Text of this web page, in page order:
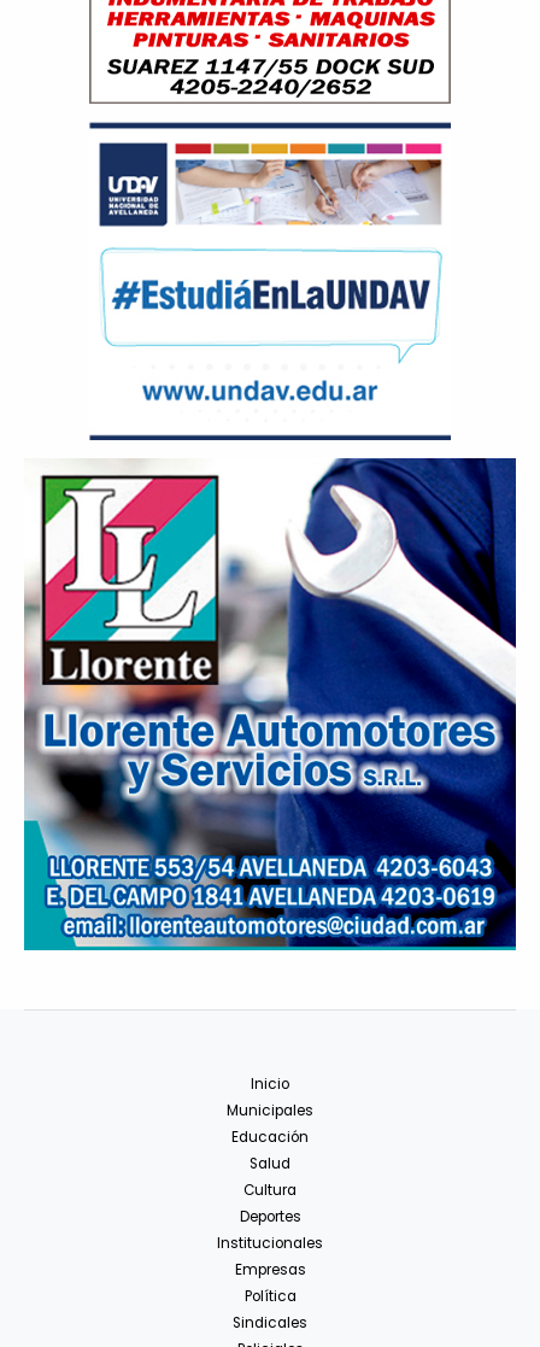
Inicio
Municipales
Educación
Salud
Cultura
Deportes
Institucionales
Empresas
Política
Sindicales